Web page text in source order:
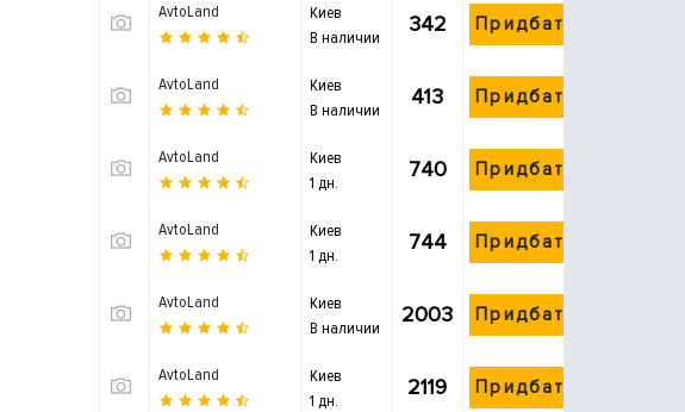
AvtoLand
Киев
В наличии
342 Придбати
AvtoLand
Киев
В наличии
413 Придбати
AvtoLand
Киев
1 дн.
740 Придбати
AvtoLand
Киев
1 дн.
744 Придбати
AvtoLand
Киев
В наличии
2003 Придбати
AvtoLand
Киев
1 дн.
2119 Придбати